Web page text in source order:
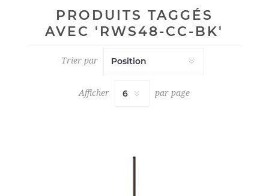
PRODUITS TAGGÉS
AVEC 'RWS48-CC-BK'
Trier par
Afficher par page